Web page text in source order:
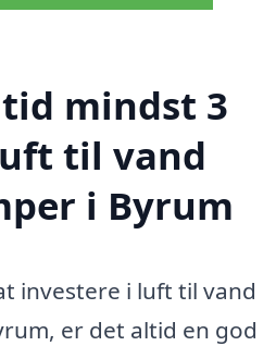
mindst 3
til vand
i Byrum
investere i luft til vand
er det altid en god